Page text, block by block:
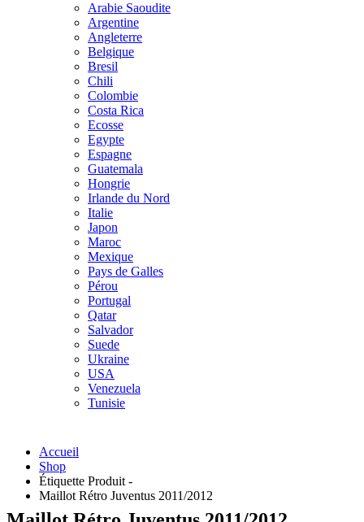
Arabie Saoudite
Argentine
Angleterre
Belgique
Bresil
Chili
Colombie
Costa Rica
Ecosse
Egypte
Espagne
Guatemala
Hongrie
Irlande du Nord
Italie
Japon
Maroc
Mexique
Pays de Galles
Pérou
Portugal
Qatar
Salvador
Suede
Ukraine
USA
Venezuela
Tunisie
Accueil
Shop
Étiquette Produit -
Maillot Rétro Juventus 2011/2012